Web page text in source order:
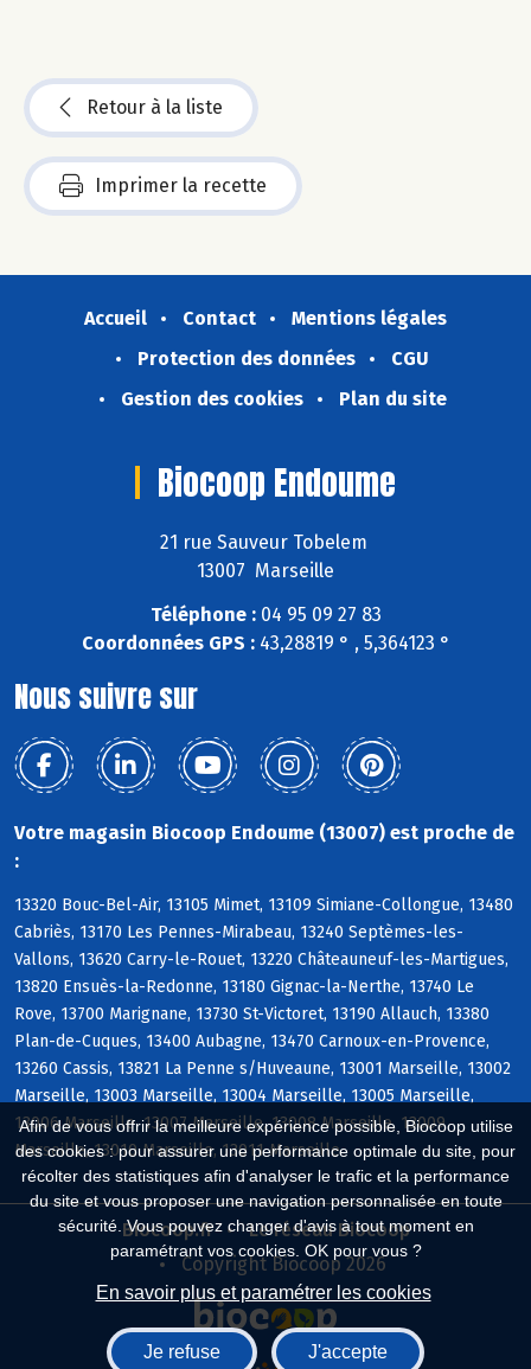
Afin de vous offrir la meilleure expérience possible, Biocoop utilise
des cookies : pour assurer une performance optimale du site, pour
récolter des statistiques afin d'analyser le trafic et la performance
du site et vous proposer une navigation personnalisée en toute
sécurité. Vous pouvez changer d'avis à tout moment en
paramétrant vos cookies. OK pour vous ?
En savoir plus et paramétrer les cookies
Je refuse J'accepte
Retour à la liste
Imprimer la recette
Accueil Contact
Mentions légales
Protection des données
CGU
Gestion des cookies
Plan du site
Biocoop Endoume
21 rue Sauveur Tobelem
13007 Marseille
Téléphone :04 95 09 27 83
Coordonnées GPS :43,28819 ° , 5,364123 °
Nous suivre sur
Votre magasin Biocoop Endoume (13007) est proche de
:
13320 Bouc-Bel-Air, 13105 Mimet, 13109 Simiane-Collongue, 13480
Cabriès, 13170 Les Pennes-Mirabeau, 13240 Septèmes-les-
Vallons, 13620 Carry-le-Rouet, 13220 Châteauneuf-les-Martigues,
13820 Ensuès-la-Redonne, 13180 Gignac-la-Nerthe, 13740 Le
Rove, 13700 Marignane, 13730 St-Victoret, 13190 Allauch, 13380
Plan-de-Cuques, 13400 Aubagne, 13470 Carnoux-en-Provence,
13260 Cassis, 13821 La Penne s/Huveaune, 13001 Marseille, 13002
Marseille, 13003 Marseille, 13004 Marseille, 13005 Marseille,
13006 Marseille, 13007 Marseille, 13008 Marseille, 13009
Marseille, 13010 Marseille, 13011 Marseille
Biocoop.fr
Le réseau Biocoop
Copyright Biocoop 2026